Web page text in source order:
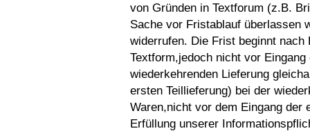
von Gründen in Textforum (z.B.
Sache vor Fristablauf überlassen
widerrufen. Die Frist beginnt nach
Textform,jedoch nicht vor
wiederkehrenden Lieferung
ersten Teillieferung) bei der
Waren,nicht vor dem Eingang der
Erfüllung unserer